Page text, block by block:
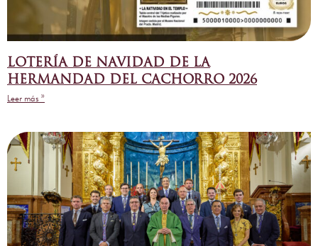
LOTERÍA DE NAVIDAD DE LA
HERMANDAD DEL CACHORRO 2026
Leer más »